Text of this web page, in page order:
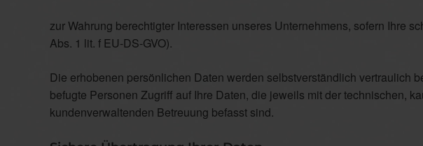
zur Wahrung berechtigter Interessen unseres Unternehmens, sofern Ihre
Abs. 1 lit. f EU-DS-GVO).
Die erhobenen persönlichen Daten werden selbstverständlich vertraulich
befugte Personen Zugriff auf Ihre Daten, die jeweils mit der technischen,
kundenverwaltenden Betreuung befasst sind.